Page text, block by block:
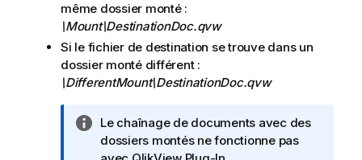
même dossier monté :
\Mount\DestinationDoc.qvw
Si le fichier de destination se trouve dans un
dossier monté différent :
\DifferentMount\DestinationDoc.qvw
N
o
Le chaînage de documents avec des
dossiers montés ne fonctionne pas